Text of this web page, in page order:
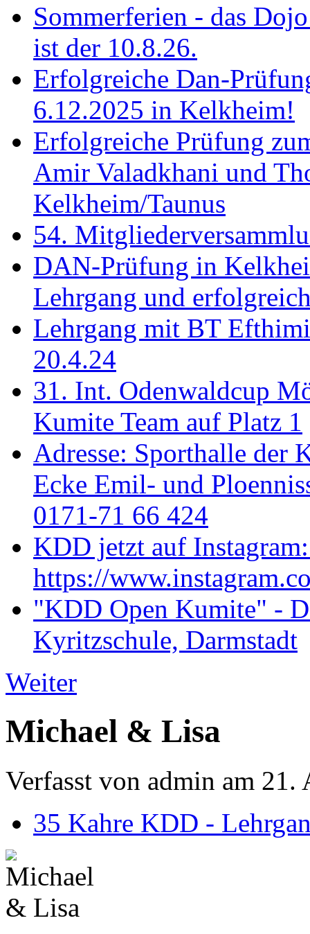
Sommerferien - das
ist der 10.8.26.
Erfolgreiche Dan-
6.12.2025 in Kelkheim!
Erfolgreiche Prüfung
Amir Valadkhani und
Kelkheim/Taunus
54.
DAN-Prüfung in
Lehrgang und
Lehrgang mit BT
20.4.24
31. Int. Odenwaldcup
Kumite Team auf Platz 1
Adresse: Sporthalle der
Ecke Emil- und
0171-71 66 424
KDD jetzt auf
https://
"KDD Open Kumite" -
Kyritzschule, Darmstadt
Weiter
Michael & Lisa
Verfasst von admin am
35 Kahre KDD -